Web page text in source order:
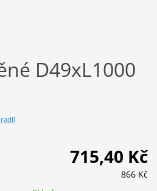
D49xL1000
715,40 Kč
866 Kč